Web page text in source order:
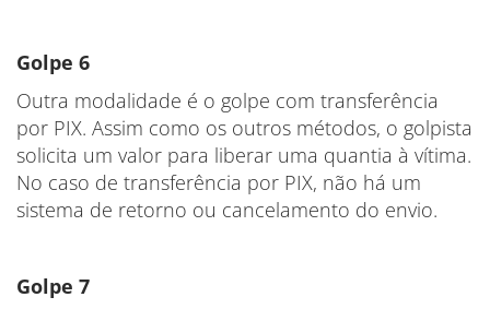
Golpe 6
Outra modalidade é o golpe com transferência
por PIX. Assim como os outros métodos, o golpista
solicita um valor para liberar uma quantia à vítima.
No caso de transferência por PIX, não há um
sistema de retorno ou cancelamento do envio.
Golpe 7